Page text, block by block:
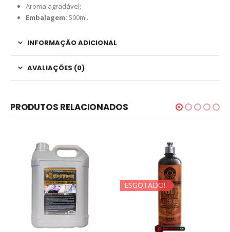
Aroma agradável;
Embalagem: 500ml.
INFORMAÇÃO ADICIONAL
AVALIAÇÕES (0)
PRODUTOS RELACIONADOS
ESGOTADO!